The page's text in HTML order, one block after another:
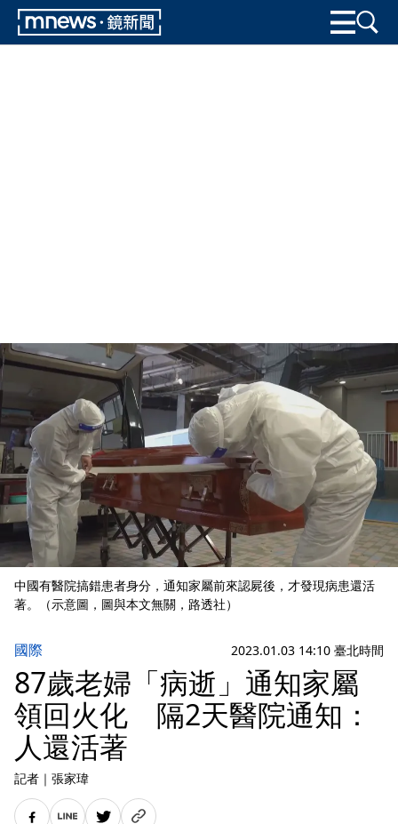
中國有醫院搞錯患者身分，通知家屬前來認屍後，才發現病患還活
著。（示意圖，圖與本文無關，路透社）
國際 2023.01.03 14:10 臺北時間
87歲老婦「病逝」通知家屬
領回火化 隔2天醫院通知：
人還活著
記者 ｜ 張家瑋